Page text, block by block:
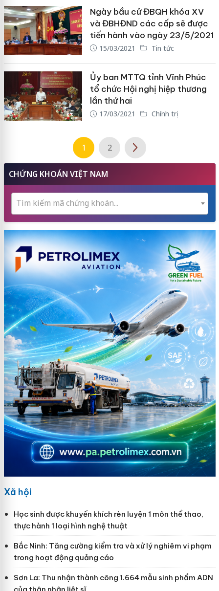
Ngày bầu cử ĐBQH khóa XV
và ĐBHĐND các cấp sẽ được
tiến hành vào ngày 23/5/2021
15/03/2021 Tin tức
Ủy ban MTTQ tỉnh Vĩnh Phúc
tổ chức Hội nghị hiệp thương
lần thứ hai
17/03/2021 Chính trị
1 2
CHỨNG KHOÁN VIỆT NAM
Tìm kiếm mã chứng khoán...
Xã hội
Học sinh được khuyến khích rèn luyện 1 môn thể thao,
thực hành 1 loại hình nghệ thuật
Bắc Ninh: Tăng cường kiểm tra và xử lý nghiêm vi phạm
trong hoạt động quảng cáo
Sơn La: Thu nhận thành công 1.664 mẫu sinh phẩm ADN